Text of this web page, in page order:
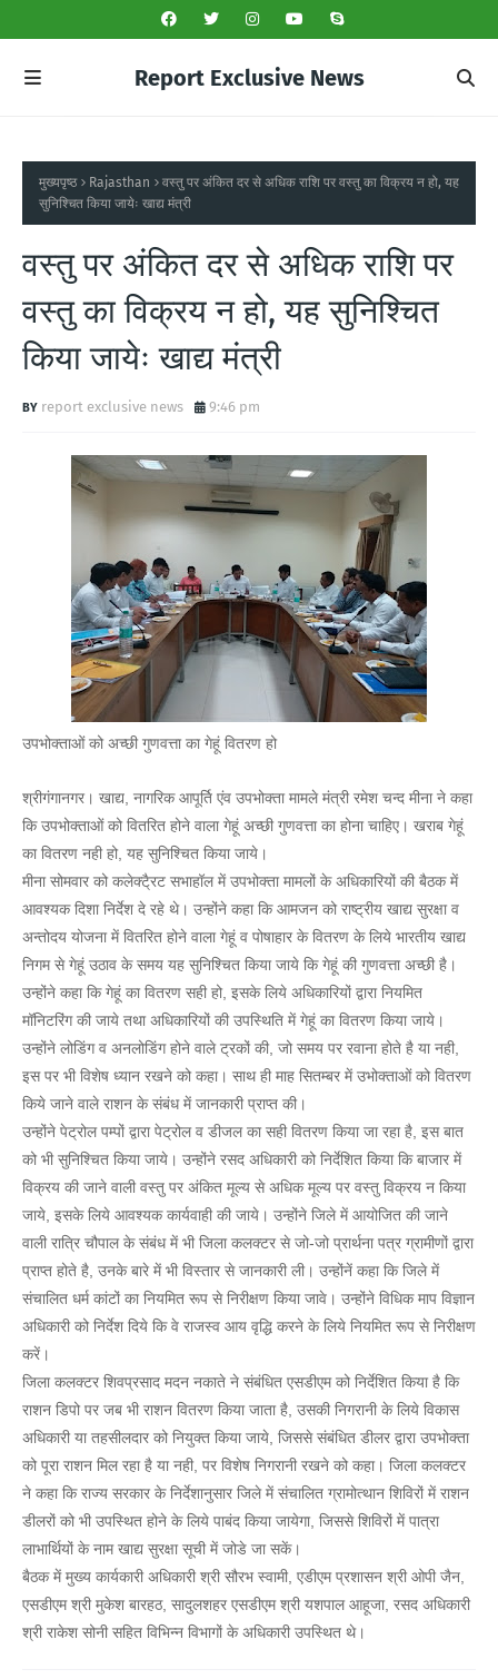
Report Exclusive News
मुख्यपृष्ठ Rajasthan
वस्तु पर अंकित दर से अधिक राशि पर वस्तु का विक्रय न हो, यह
सुनिश्चित किया जायेः खाद्य मंत्री
वस्तु पर अंकित दर से अधिक राशि पर
वस्तु का विक्रय न हो, यह सुनिश्चित
किया जायेः खाद्य मंत्री
report exclusive news 9:46 pm
उपभोक्ताओं को अच्छी गुणवत्ता का गेहूं वितरण हो
श्रीगंगानगर। खाद्य, नागरिक आपूर्ति एंव उपभोक्ता मामले मंत्री रमेश चन्द मीना ने कहा
कि उपभोक्ताओं को वितरित होने वाला गेहूं अच्छी गुणवत्ता का होना चाहिए। खराब गेहूं
का वितरण नही हो, यह सुनिश्चित किया जाये।
मीना सोमवार को कलेक्टै्रट सभाहॉल में उपभोक्ता मामलों के अधिकारियों की बैठक में
आवश्यक दिशा निर्देश दे रहे थे। उन्होंने कहा कि आमजन को राष्ट्रीय खाद्य सुरक्षा व
अन्तोदय योजना में वितरित होने वाला गेहूं व पोषाहार के वितरण के लिये भारतीय खाद्य
निगम से गेहूं उठाव के समय यह सुनिश्चित किया जाये कि गेहूं की गुणवत्ता अच्छी है।
उन्होंने कहा कि गेहूं का वितरण सही हो, इसके लिये अधिकारियों द्वारा नियमित
मॉनिटरिंग की जाये तथा अधिकारियों की उपस्थिति में गेहूं का वितरण किया जाये।
उन्होंने लोडिंग व अनलोडिंग होने वाले ट्रकों की, जो समय पर रवाना होते है या नही,
इस पर भी विशेष ध्यान रखने को कहा। साथ ही माह सितम्बर में उभोक्ताओं को वितरण
किये जाने वाले राशन के संबंध में जानकारी प्राप्त की।
उन्होंने पेट्रोल पम्पों द्वारा पेट्रोल व डीजल का सही वितरण किया जा रहा है, इस बात
को भी सुनिश्चित किया जाये। उन्होंने रसद अधिकारी को निर्देशित किया कि बाजार में
विक्रय की जाने वाली वस्तु पर अंकित मूल्य से अधिक मूल्य पर वस्तु विक्रय न किया
जाये, इसके लिये आवश्यक कार्यवाही की जाये। उन्होंने जिले में आयोजित की जाने
वाली रात्रि चौपाल के संबंध में भी जिला कलक्टर से जो-जो प्रार्थना पत्र ग्रामीणों द्वारा
प्राप्त होते है, उनके बारे में भी विस्तार से जानकारी ली। उन्होंनें कहा कि जिले में
संचालित धर्म कांटों का नियमित रूप से निरीक्षण किया जावे। उन्होंने विधिक माप विज्ञान
अधिकारी को निर्देश दिये कि वे राजस्व आय वृद्धि करने के लिये नियमित रूप से निरीक्षण
करें।
जिला कलक्टर शिवप्रसाद मदन नकाते ने संबंधित एसडीएम को निर्देशित किया है कि
राशन डिपो पर जब भी राशन वितरण किया जाता है, उसकी निगरानी के लिये विकास
अधिकारी या तहसीलदार को नियुक्त किया जाये, जिससे संबंधित डीलर द्वारा उपभोक्ता
को पूरा राशन मिल रहा है या नही, पर विशेष निगरानी रखने को कहा। जिला कलक्टर
ने कहा कि राज्य सरकार के निर्देशानुसार जिले में संचालित ग्रामोत्थान शिविरों में राशन
डीलरों को भी उपस्थित होने के लिये पाबंद किया जायेगा, जिससे शिविरों में पात्रा
लाभार्थियों के नाम खाद्य सुरक्षा सूची में जोडे जा सकें।
बैठक में मुख्य कार्यकारी अधिकारी श्री सौरभ स्वामी, एडीएम प्रशासन श्री ओपी जैन,
एसडीएम श्री मुकेश बारहठ, सादुलशहर एसडीएम श्री यशपाल आहूजा, रसद अधिकारी
श्री राकेश सोनी सहित विभिन्न विभागों के अधिकारी उपस्थित थे।